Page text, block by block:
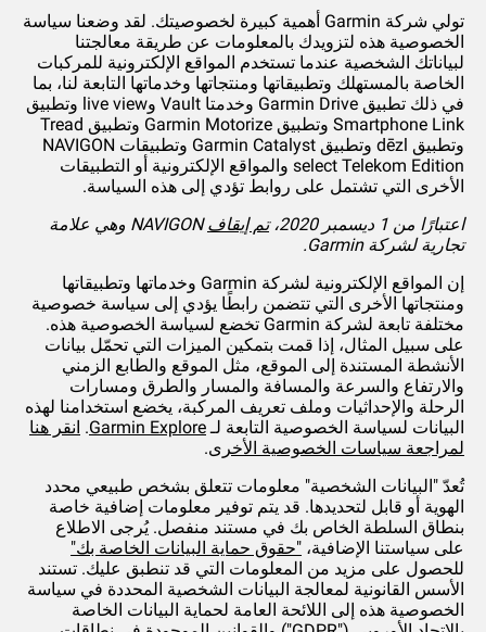
تولي شركة Garmin أهمية كبيرة لخصوصيتك. لقد وضعنا سياسة
الخصوصية هذه لتزويدك بالمعلومات عن طريقة معالجتنا
لبياناتك الشخصية عندما تستخدم المواقع الإلكترونية للمركبات
الخاصة بالمستهلك وتطبيقاتها ومنتجاتها وخدماتها التابعة لنا، بما
في ذلك تطبيق Garmin Drive وخدمتا Vault وlive view وتطبيق
Smartphone Link وتطبيق Garmin Motorize وتطبيق Tread
وتطبيق dēzl وتطبيق Garmin Catalyst وتطبيقات NAVIGON
select Telekom Edition والمواقع الإلكترونية أو التطبيقات
الأخرى التي تشتمل على روابط تؤدي إلى هذه السياسة.
اعتبارًا من 1 ديسمبر 2020،
تم إيقاف
NAVIGON وهي علامة
تجارية لشركة Garmin.
إن المواقع الإلكترونية لشركة Garmin وخدماتها وتطبيقاتها
ومنتجاتها الأخرى التي تتضمن رابطًا يؤدي إلى سياسة خصوصية
مختلفة تابعة لشركة Garmin تخضع لسياسة الخصوصية هذه.
على سبيل المثال، إذا قمت بتمكين الميزات التي تحمّل بيانات
الأنشطة المستندة إلى الموقع، مثل الموقع والطابع الزمني
والارتفاع والسرعة والمسافة والمسار والطرق ومسارات
الرحلة والإحداثيات وملف تعريف المركبة، يخضع استخدامنا لهذه
البيانات لسياسة الخصوصية التابعة لـGarmin Explore
. انقر هنا
لمراجعة سياسات الخصوصية الأخرى.
تُعدّ "البيانات الشخصية" معلومات تتعلق بشخص طبيعي محدد
الهوية أو قابل لتحديدها. قد يتم توفير معلومات إضافية خاصة
بنطاق السلطة الخاص بك في مستند منفصل. يُرجى الاطلاع
على سياستنا الإضافية، "حقوق حماية البيانات الخاصة بك"
للحصول على مزيد من المعلومات التي قد تنطبق عليك. تستند
الأسس القانونية لمعالجة البيانات الشخصية المحددة في سياسة
الخصوصية هذه إلى اللائحة العامة لحماية البيانات الخاصة